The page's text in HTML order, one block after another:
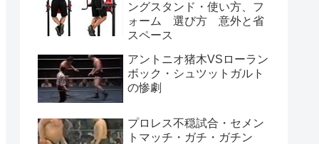
ングスタンド・使い方、フ
ォーム 選び方 意外と省
スペース
アントニオ猪木VSローラン
ボック・シュツットガルト
の惨劇
プロレス不穏試合・セメン
トマッチ・ガチ・ガチン